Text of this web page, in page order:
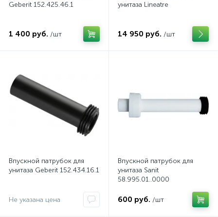
Geberit 152.425.46.1
1 400 руб. /шт
унитаза Lineatre
14 950 руб. /шт
Впускной патрубок для
унитаза Geberit 152.434.16.1
Не указана цена
Впускной патрубок для
унитаза Sanit
58.995.01..0000
600 руб. /шт